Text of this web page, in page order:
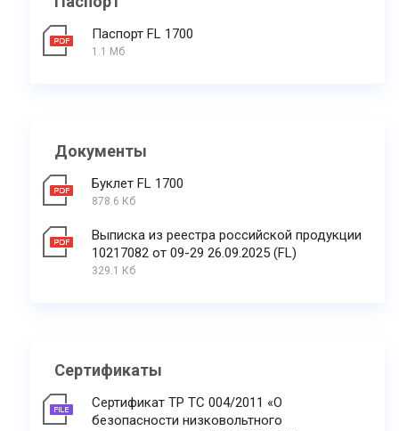
Паспорт FL 1700
1.1 Мб
Документы
Буклет FL 1700
878.6 Кб
Выписка из реестра российской продукции
10217082 от 09-29 26.09.2025 (FL)
329.1 Кб
Сертификаты
Сертификат ТР ТС 004/2011 «О
безопасности низковольтного